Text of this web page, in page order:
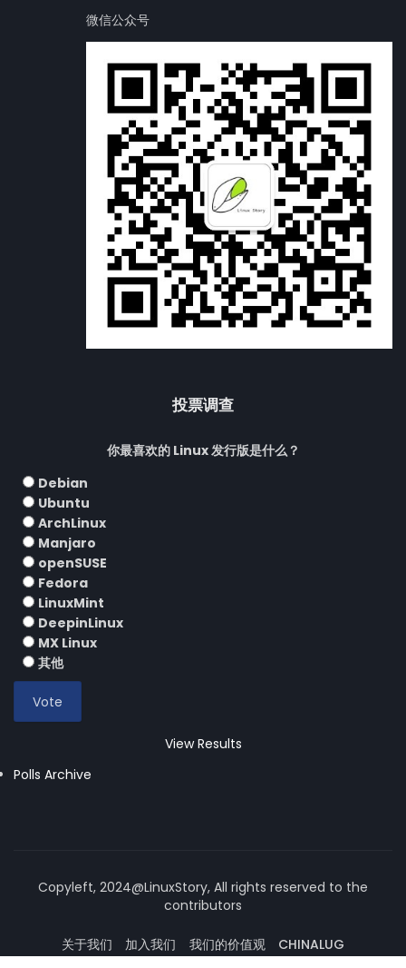
微信公众号
投票调查
你最喜欢的 Linux 发行版是什么？
Debian
Ubuntu
ArchLinux
Manjaro
openSUSE
Fedora
LinuxMint
DeepinLinux
MX Linux
其他
View Results
Polls Archive
Copyleft, 2024@LinuxStory, All rights reserved to the
contributors
关于我们 加入我们 我们的价值观
CHINALUG